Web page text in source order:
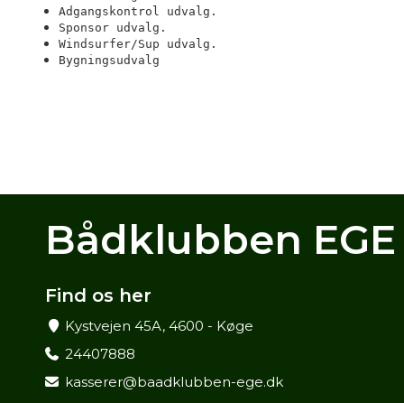
Adgangskontrol udvalg.
Sponsor udvalg.
Windsurfer/Sup udvalg.
Bygningsudvalg
Bådklubben EGE
Find os her
Kystvejen 45A, 4600 - Køge
24407888
kasserer@baadklubben-ege.dk